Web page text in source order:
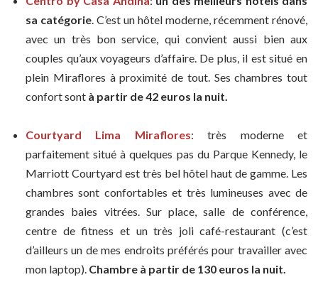
sa catégorie. C’est un hôtel moderne, récemment rénové,
avec un très bon service, qui convient aussi bien aux
couples qu’aux voyageurs d’affaire. De plus, il est situé en
plein Miraflores à proximité de tout. Ses chambres tout
confort sont à partir de 42 euros la nuit.
Courtyard Lima Miraflores: très moderne et
parfaitement situé à quelques pas du Parque Kennedy, le
Marriott Courtyard est très bel hôtel haut de gamme. Les
chambres sont confortables et très lumineuses avec de
grandes baies vitrées. Sur place, salle de conférence,
centre de fitness et un très joli café-restaurant (c’est
d’ailleurs un de mes endroits préférés pour travailler avec
mon laptop). Chambre à partir de 130 euros la nuit.